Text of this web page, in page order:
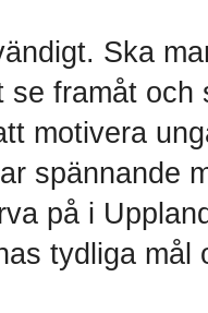
Ska
se framåt
motivera
spännande
på i
tydliga mål